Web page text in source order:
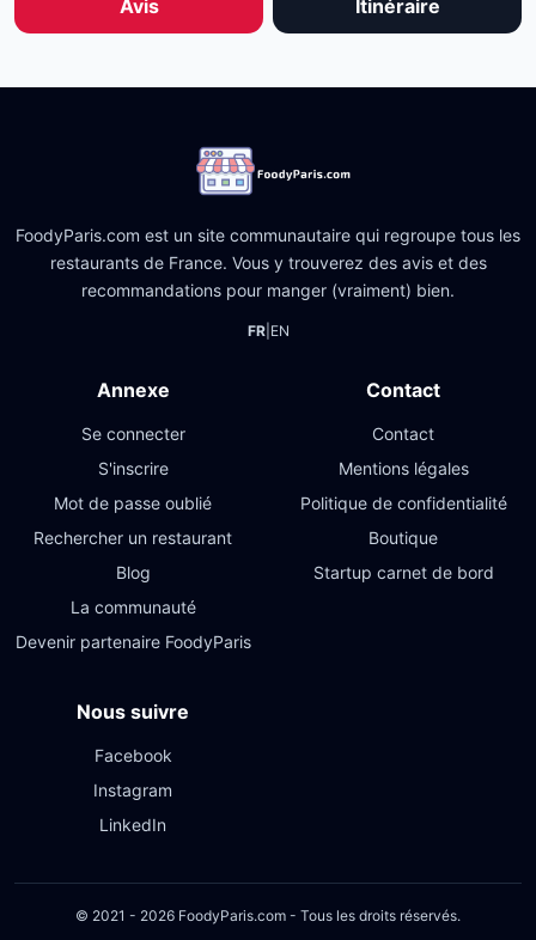
Avis Itinéraire
FoodyParis.com est un site communautaire qui regroupe tous les
restaurants de France. Vous y trouverez des avis et des
recommandations pour manger (vraiment) bien.
FR| EN
Annexe
Se connecter
S'inscrire
Mot de passe oublié
Rechercher un restaurant
Blog
La communauté
Devenir partenaire FoodyParis
Contact
Contact
Mentions légales
Politique de confidentialité
Boutique
Startup carnet de bord
Nous suivre
Facebook
Instagram
LinkedIn
© 2021 - 2026 FoodyParis.com - Tous les droits réservés.